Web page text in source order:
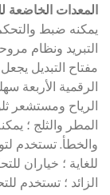
المعدات الخاضعة
يمكنه ضبط
التبريد ونظام
مفتاح التبديل
الرقمية الأربعة
المطر والثلج ؛
والخطأ. تستخدم
للغاية ؛ خياران
الزائد ؛ تستخدم